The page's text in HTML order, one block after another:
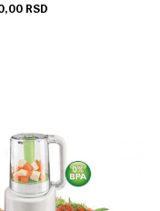
RSD